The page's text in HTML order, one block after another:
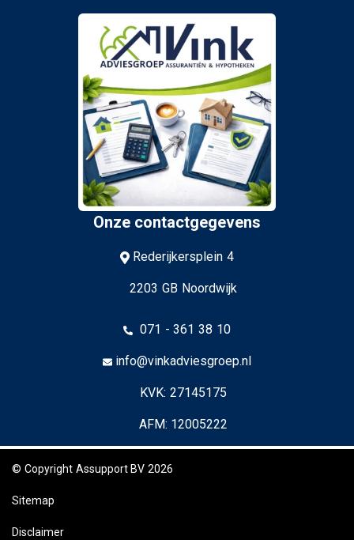
Onze contactgegevens
Rederijkersplein 4
2203 GB Noordwijk
071 - 361 38 10
info@vinkadviesgroep.nl
KVK: 27145175
AFM: 12005222
© Copyright Assupport BV 2026
Sitemap
Disclaimer